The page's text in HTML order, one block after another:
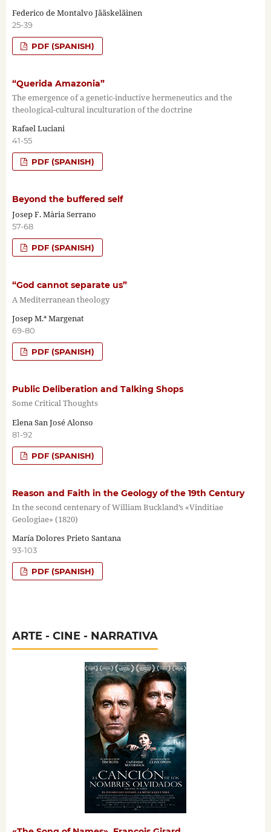
Federico de Montalvo Jääskeläinen
25-39
PDF (SPANISH)
“Querida Amazonia”
The emergence of a genetic-inductive hermeneutics and the
theological-cultural inculturation of the doctrine
Rafael Luciani
41-55
PDF (SPANISH)
Beyond the buffered self
Josep F. Mària Serrano
57-68
PDF (SPANISH)
“God cannot separate us”
A Mediterranean theology
Josep M.ª Margenat
69-80
PDF (SPANISH)
Public Deliberation and Talking Shops
Some Critical Thoughts
Elena San José Alonso
81-92
PDF (SPANISH)
Reason and Faith in the Geology of the 19th Century
In the second centenary of William Buckland’s «Vinditiae
Geologiae» (1820)
María Dolores Prieto Santana
93-103
PDF (SPANISH)
ARTE - CINE - NARRATIVA